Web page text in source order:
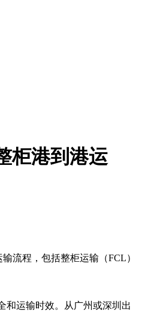
柜港到港运
流程，包括整柜运输（FCL）
和运输时效。从广州或深圳出